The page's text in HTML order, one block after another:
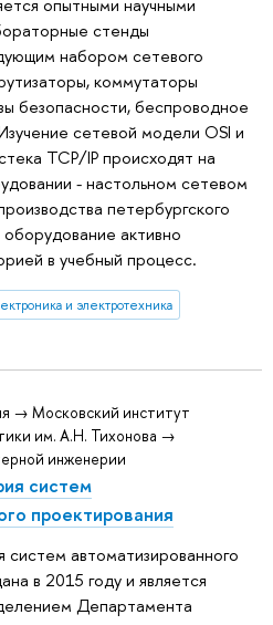
стенды
набором сетевого
коммутаторы
безопасности, беспроводное
сетевой модели OSI и
TCP/IP происходят на
- настольном сетевом
петербургского
активно
в учебный процесс.
и электротехника
→ Московский институт
им. А.Н. Тихонова →
инженерии
систем
проектирования
автоматизированного
в 2015 году и является
Департамента